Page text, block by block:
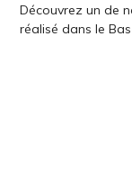
Découvrez un de
réalisé dans le